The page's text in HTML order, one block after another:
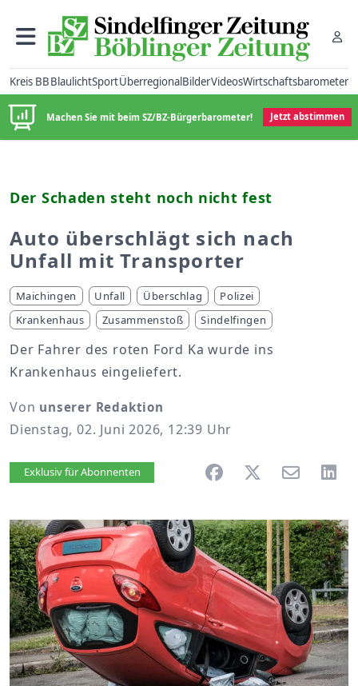
Kreis BBBlaulichtSportÜberregionalBilderVideosWirtschaftsbarometer
Machen Sie mit beim SZ/BZ-Bürgerbarometer! Jetzt abstimmen
Der Schaden steht noch nicht fest
Auto überschlägt sich nach
Unfall mit Transporter
Maichingen Unfall Überschlag
Polizei
Krankenhaus
Zusammenstoß Sindelfingen
Der Fahrer des roten Ford Ka wurde ins
Krankenhaus eingeliefert.
Von unserer Redaktion
Dienstag, 02. Juni 2026, 12:39 Uhr
Artikel vorlesen
Exklusiv für Abonnenten